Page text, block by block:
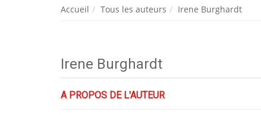
Accueil Tous les auteurs Irene Burghardt
Irene Burghardt
A PROPOS DE L'AUTEUR